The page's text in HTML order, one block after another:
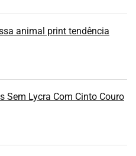
animal print tendência
Sem Lycra Com Cinto Couro